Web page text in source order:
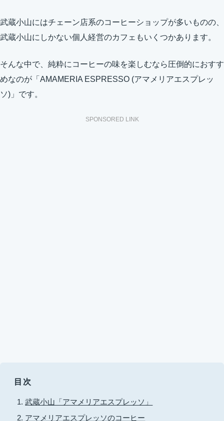
武蔵小山にはチェーン店系のコーヒーショップが多いものの、
武蔵小山にしかない個人経営のカフェもいくつかあります。
そんな中で、純粋にコーヒーの味を楽しむなら圧倒的におすす
めなのが「AMAMERIA ESPRESSO (アマメリアエスプレッ
ソ)」です。
SPONSORED LINK
目次
武蔵小山「アマメリアエスプレッソ」
アマメリアエスプレッソのコーヒー